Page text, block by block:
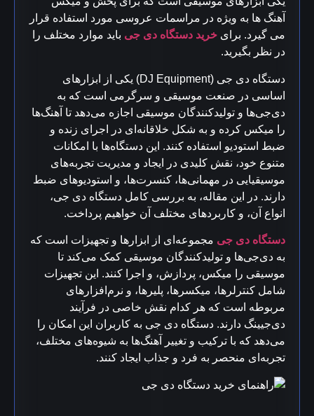
آهنگ ها به ویژه در مراسمات عروسی مورد استفاده قرار
می گیرد. برای خرید دستگاه دی جی باید موارد مختلف را
در نظر بگیرید.
دستگاه دی جی (DJ Equipment) یکی از ابزارهای
اساسی در صنعت موسیقی و سرگرمی است که به
دی‌جی‌ها و تولیدکنندگان موسیقی اجازه می‌دهد تا آهنگ‌ها
را میکس کرده و به شکل خلاقانه‌ای در اجرای زنده و
ضبط استودیو استفاده کنند. این دستگاه‌ها با امکانات
متنوع خود، نقش کلیدی در ایجاد و مدیریت تجربه‌های
موسیقیایی در مهمانی‌ها، کنسرت‌ها، و استودیوهای ضبط
دارند. در این مقاله، به بررسی کامل دستگاه دی جی،
انواع آن، و کاربردهای مختلف آن خواهیم پرداخت.
دستگاه دی جی مجموعه‌ای از ابزارها و تجهیزات است که
به دی‌جی‌ها و تولیدکنندگان موسیقی کمک می‌کند تا
موسیقی را میکس، پردازش، و اجرا کنند. این تجهیزات
شامل کنترلرها، میکسرها، پلیرها، و نرم‌افزارهای
مربوطه است که هر کدام نقش خاصی در فرآیند
دی‌جیینگ دارند. دستگاه دی جی به کاربران این امکان را
می‌دهد که با ترکیب و تغییر آهنگ‌ها به شیوه‌های مختلف،
تجربه‌ای منحصر به فرد و جذاب ایجاد کنند.